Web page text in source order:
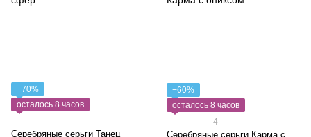
−70%
осталось 8 часов
Серебряные серьги Танец
−60%
осталось 8 часов
4
Серебряные серьги Карма с